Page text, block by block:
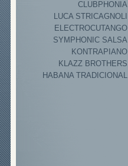
CLUBPHONIA
LUCA STRICAGNOLI
ELECTROCUTANGO
SYMPHONIC SALSA
KONTRAPIANO
KLAZZ BROTHERS
HABANA TRADICIONAL